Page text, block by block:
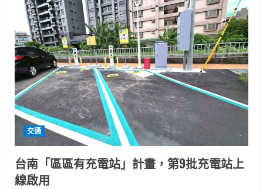
交通
台南「區區有充電站」計畫，第9批充電站上
線啟用